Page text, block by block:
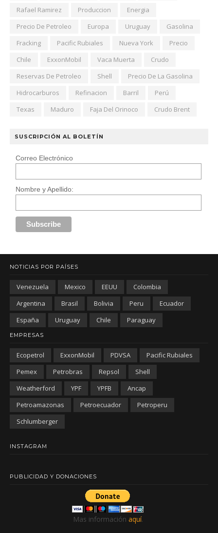
Rafael Ramirez
Produccion
Energia
Precio De Petroleo
Europa Uruguay
Gasolina
Fracking
Pacific Rubiales Nueva York
Precio
Chile
ExxonMobil Vaca Muerta
Crudo
Reservas De Petroleo
Shell
Precio De La Gasolina
Hidrocarburos
Refinacion Barril
Perú
Texas
Maduro Faja Del Orinoco Crudo Brent
SUSCRIPCIÓN AL BOLETÍN
Correo Electrónico
Nombre y Apellido:
NOTICIAS POR PAÍSES
Venezuela Mexico EEUU
Colombia
Argentina
Brasil Bolivia Peru
Ecuador
España
Uruguay Chile Paraguay
EMPRESAS
Ecopetrol ExxonMobil PDVSA
Pacific Rubiales
Pemex
Petrobras Repsol
Shell
Weatherford
YPF YPFB
Ancap
Petroamazonas
Petroecuador
Petroperu
Schlumberger
INSTAGRAM
PUBLICIDAD Y DONACIONES
Mas información aquí.